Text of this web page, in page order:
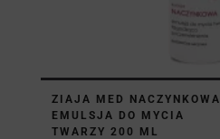
ZIAJA MED NACZYNKOWA
EMULSJA DO MYCIA
TWARZY 200 ML